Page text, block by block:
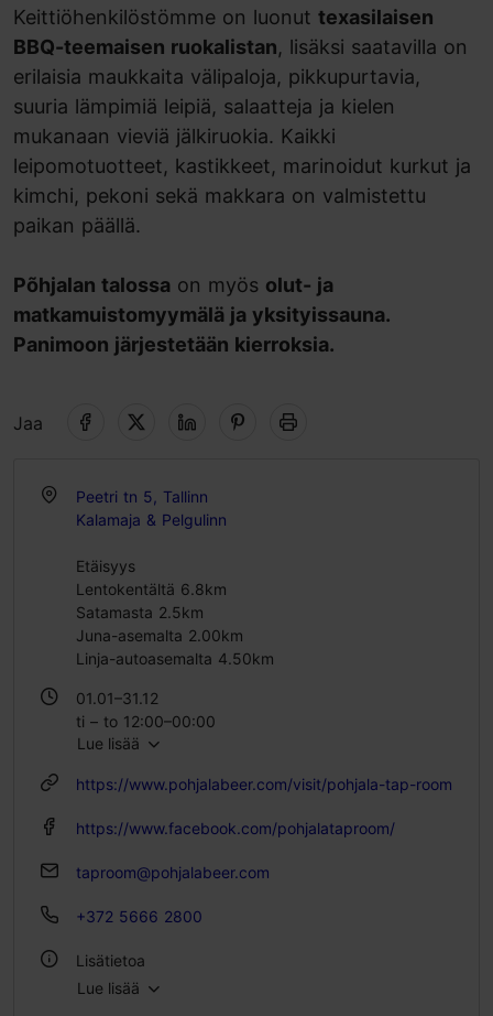
Keittiöhenkilöstömme on luonut texasilaisen
BBQ-teemaisen ruokalistan, lisäksi saatavilla on
erilaisia maukkaita välipaloja, pikkupurtavia,
suuria lämpimiä leipiä, salaatteja ja kielen
mukanaan vieviä jälkiruokia. Kaikki
leipomotuotteet, kastikkeet, marinoidut kurkut ja
kimchi, pekoni sekä makkara on valmistettu
paikan päällä.
Põhjalan talossa on myös olut- ja
matkamuistomyymälä ja yksityissauna.
Panimoon järjestetään kierroksia.
Jaa
Peetri tn 5, Tallinn
Kalamaja & Pelgulinn
Etäisyys
Lentokentältä 6.8km
Satamasta 2.5km
Juna-asemalta 2.00km
Linja-autoasemalta 4.50km
01.01–31.12
ti – to 12:00–00:00
pe – la 12:00–01:00
Lue lisää
https://www.pohjalabeer.com/visit/pohjala-tap-room
https://www.facebook.com/pohjalataproom/
taproom@pohjalabeer.com
+372 5666 2800
Lisätietoa
Lue lisää